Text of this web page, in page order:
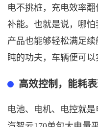
电不挑桩，充电效率翻
补能。也就是说，哪
产品也能够轻松满足
盹的功夫，车辆便可以
高效控制，能耗
电池、电机、电控就